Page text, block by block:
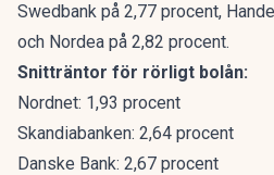
Swedbank på 2,77 procent,
och Nordea på 2,82 procent.
Snitträntor för rörligt bolån:
Nordnet: 1,93 procent
Skandiabanken: 2,64 procent
Danske Bank: 2,67 procent